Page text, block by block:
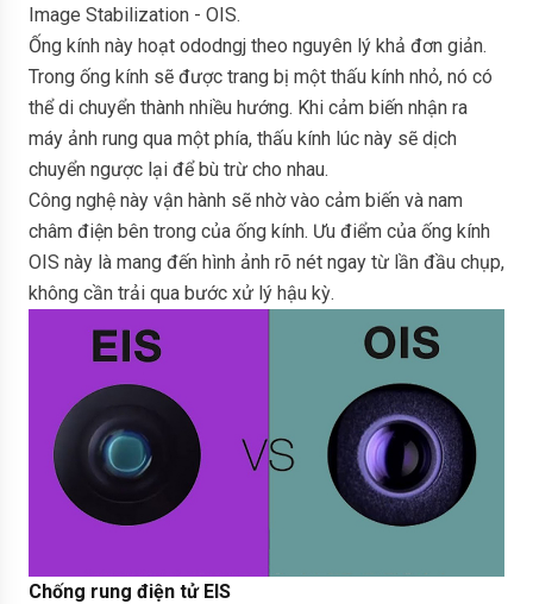
Image Stabilization - OIS.
Ống kính này hoạt ododngj theo nguyên lý khả đơn giản.
Trong ống kính sẽ được trang bị một thấu kính nhỏ, nó có
thể di chuyển thành nhiều hướng. Khi cảm biến nhận ra
máy ảnh rung qua một phía, thấu kính lúc này sẽ dịch
chuyển ngược lại để bù trừ cho nhau.
Công nghệ này vận hành sẽ nhờ vào cảm biến và nam
châm điện bên trong của ống kính. Ưu điểm của ống kính
OIS này là mang đến hình ảnh rõ nét ngay từ lần đầu chụp,
không cần trải qua bước xử lý hậu kỳ.
Chống rung điện tử EIS